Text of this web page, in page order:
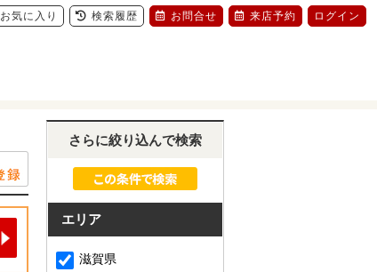
さらに絞り込んで検索
エリア
滋賀県
お気に入り 検索履歴 お問合せ 来店予約 ログイン